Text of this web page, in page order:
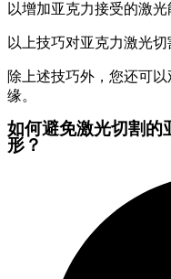
以增加亚克力接受的激光
以上技巧对亚克力激光切
除上述技巧外，您还可
缘。
如何避免激光切割的
形？